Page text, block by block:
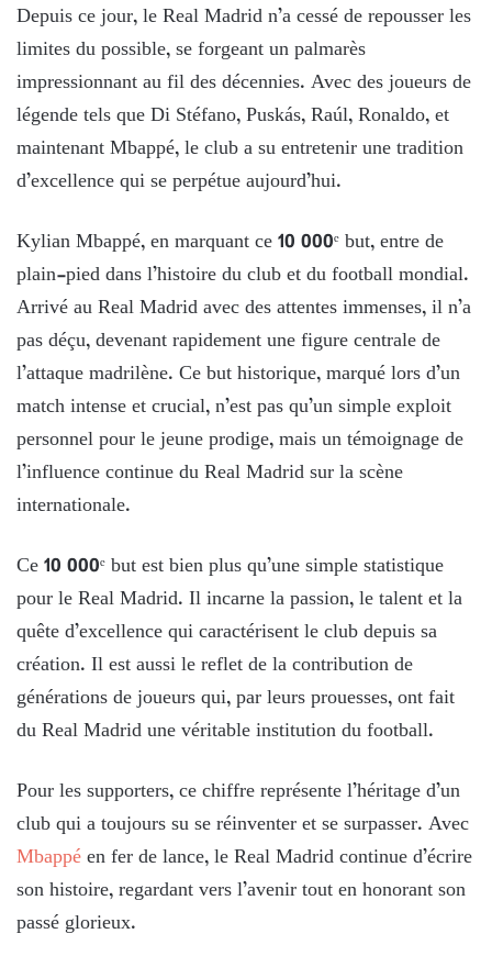
Depuis ce jour, le Real Madrid n’a cessé de repousser les
limites du possible, se forgeant un palmarès
impressionnant au fil des décennies. Avec des joueurs de
légende tels que Di Stéfano, Puskás, Raúl, Ronaldo, et
maintenant Mbappé, le club a su entretenir une tradition
d’excellence qui se perpétue aujourd’hui.
Kylian Mbappé, en marquant ce 10 000ᵉ but, entre de
plain-pied dans l’histoire du club et du football mondial.
Arrivé au Real Madrid avec des attentes immenses, il n’a
pas déçu, devenant rapidement une figure centrale de
l’attaque madrilène. Ce but historique, marqué lors d’un
match intense et crucial, n’est pas qu’un simple exploit
personnel pour le jeune prodige, mais un témoignage de
l’influence continue du Real Madrid sur la scène
internationale.
Ce 10 000ᵉ but est bien plus qu’une simple statistique
pour le Real Madrid. Il incarne la passion, le talent et la
quête d’excellence qui caractérisent le club depuis sa
création. Il est aussi le reflet de la contribution de
générations de joueurs qui, par leurs prouesses, ont fait
du Real Madrid une véritable institution du football.
Pour les supporters, ce chiffre représente l’héritage d’un
club qui a toujours su se réinventer et se surpasser. Avec
Mbappéen fer de lance, le Real Madrid continue d’écrire
son histoire, regardant vers l’avenir tout en honorant son
passé glorieux.